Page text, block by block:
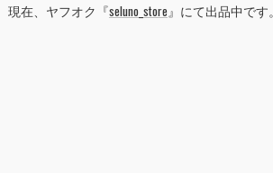
現在、ヤフオク『seluno_store』にて出品中です。